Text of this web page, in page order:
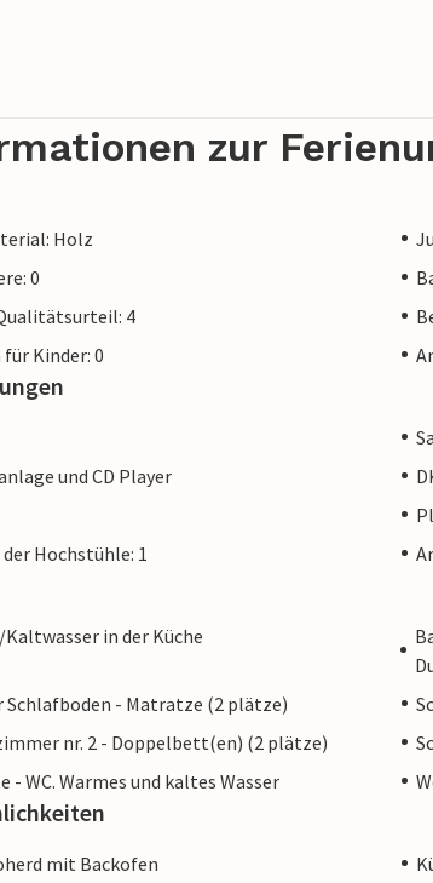
zur
Holz
0
4
Kinder: 0
und CD Player
Hochstühle: 1
in der Küche
Schlafboden - Matratze (2 plätze)
nr. 2 - Doppelbett(en) (2 plätze)
- WC. Warmes und kaltes Wasser
mit Backofen